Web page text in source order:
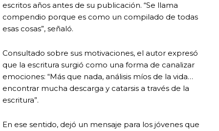
escritos años antes de su publicación. “Se llama
compendio porque es como un compilado de todas
esas cosas”, señaló.
Consultado sobre sus motivaciones, el autor expresó
que la escritura surgió como una forma de canalizar
emociones: “Más que nada, análisis míos de la vida…
encontrar mucha descarga y catarsis a través de la
escritura”.
En ese sentido, dejó un mensaje para los jóvenes que